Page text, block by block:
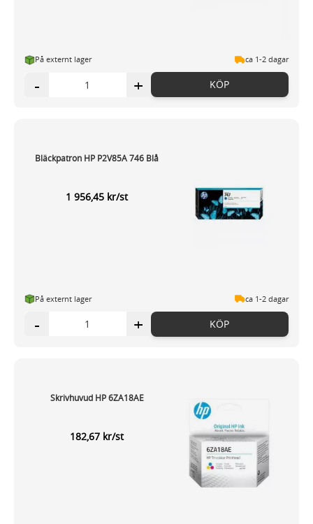
På externt lager ca 1-2 dagar
- + KÖP
Bläckpatron HP P2V85A 746 Blå
1 956,45 kr/st
På externt lager ca 1-2 dagar
- + KÖP
Skrivhuvud HP 6ZA18AE
182,67 kr/st